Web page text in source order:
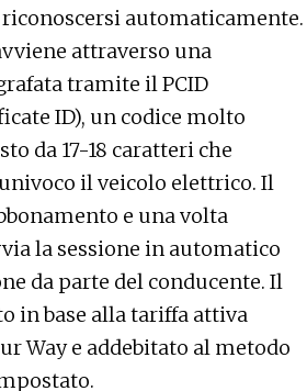
automaticamente.
attraverso una
tramite il PCID
ID), un codice molto
da 17-18 caratteri che
il veicolo elettrico. Il
e una volta
la sessione in automatico
da parte del conducente. Il
in base alla tariffa attiva
Way e addebitato al metodo